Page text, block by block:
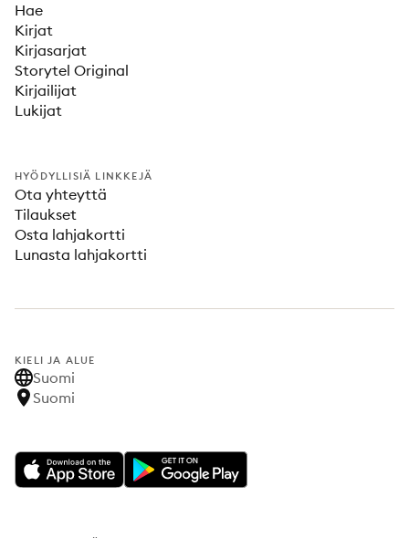
Hae
Kirjat
Kirjasarjat
Storytel Original
Kirjailijat
Lukijat
HYÖDYLLISIÄ LINKKEJÄ
Ota yhteyttä
Tilaukset
Osta lahjakortti
Lunasta lahjakortti
KIELI JA ALUE
Suomi
Suomi